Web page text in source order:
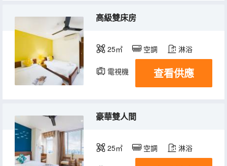
高級雙床房
25㎡ 空調 淋浴
電視機 查看供應
豪華雙人間
25㎡ 空調 淋浴